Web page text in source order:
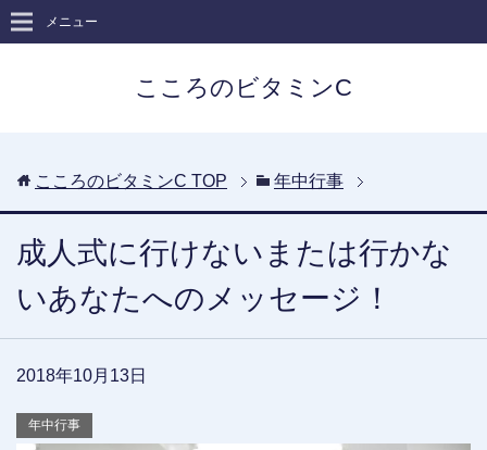
こころのビタミンC
メニュー
こころのビタミンC TOP 年中行事
成人式に行けないまたは行かな
いあなたへのメッセージ！
2018年10月13日
年中行事